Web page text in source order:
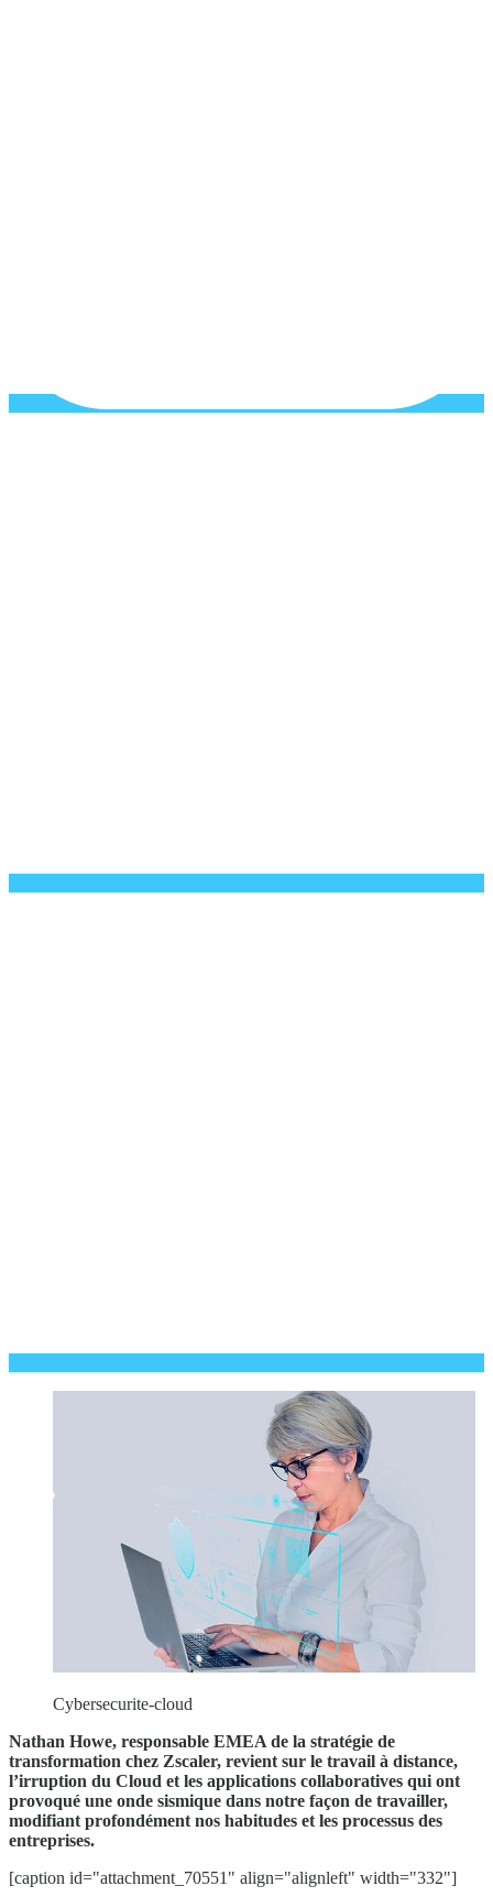
Cybersecurite-cloud
Nathan Howe, responsable EMEA de la stratégie de
transformation chez Zscaler, revient sur le travail à distance,
l’irruption du Cloud et les applications collaboratives qui ont
provoqué une onde sismique dans notre façon de travailler,
modifiant profondément nos habitudes et les processus des
entreprises.
[caption id="attachment_70551" align="alignleft" width="332"]